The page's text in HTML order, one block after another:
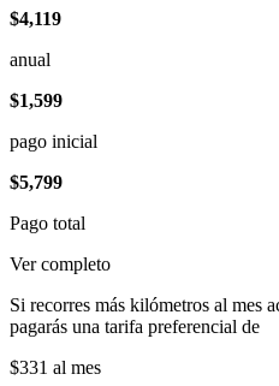
$4,119
anual
$1,599
pago inicial
$5,799
Pago total
Ver completo
Si recorres más kilómetros al mes
pagarás una tarifa preferencial de
$331 al mes